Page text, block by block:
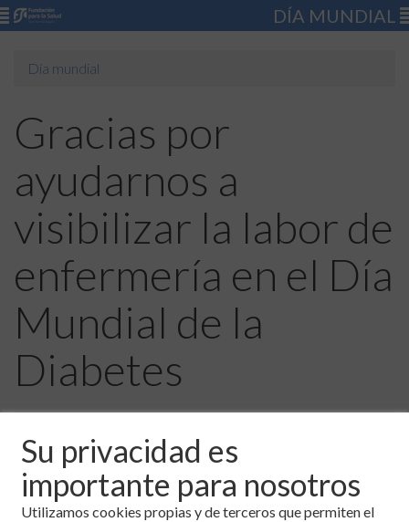
Su privacidad es
importante para nosotros
Utilizamos cookies propias y de terceros que permiten el
DÍA MUNDIAL
Día mundial
Gracias por
ayudarnos a
visibilizar la labor de
enfermería en el Día
Mundial de la
Diabetes
¡Gracias por visibilizar la labor de enfermería en el Día
Mundial de la Diabetes!
El pasado 14 de noviembre nos marcamos el objetivo
deunirnos para dar las gracias a los enfermeros y